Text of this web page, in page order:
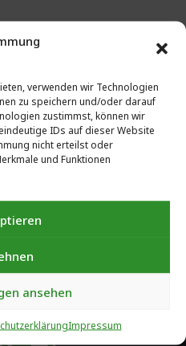
verwenden wir Technologien
zu speichern und/oder darauf
zustimmst, können wir
IDs auf dieser Website
nicht erteilst oder
und Funktionen
ansehen
Impressum